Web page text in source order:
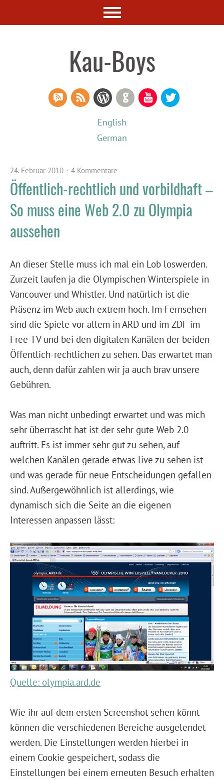
Kau-Boys
YouTube
GitHub
WordPress
RSS Feed
RSS Comments
English
German
24. Februar 2010 4 Kommentare
Öffentlich-rechtlich und vorbildhaft –
So muss eine Web 2.0 zu Olympia
aussehen
An dieser Stelle muss ich mal ein Lob loswerden.
Zurzeit laufen ja die Olympischen Winterspiele in
Vancouver und Whistler. Und natürlich ist die
Präsenz im Web auch extrem hoch. Im Fernsehen
sind die Spiele vor allem in ARD und im ZDF im
Free-TV und bei den digitalen Kanälen der beiden
Öffentlich-rechtlichen zu sehen. Das erwartet man
auch, denn dafür zahlen wir ja auch brav unsere
Gebühren.
Was man nicht unbedingt erwartet und was mich
sehr überrascht hat ist der sehr gute Web 2.0
auftritt. Es ist immer sehr gut zu sehen, auf
welchen Kanälen gerade etwas live zu sehen ist
und was gerade für neue Entscheidungen gefallen
sind. Außergewöhnlich ist allerdings, wie
dynamisch sich die Seite an die eigenen
Interessen anpassen lässt:
Quelle: olympia.ard.de
Wie ihr auf dem ersten Screenshot sehen könnt
können die verschiedenen Bereiche ausgelendet
werden. Die Einstellungen werden hierbei in
einem Cookie gespeichert, sodass die
Einstellungen bei einem erneuten Besuch erhalten